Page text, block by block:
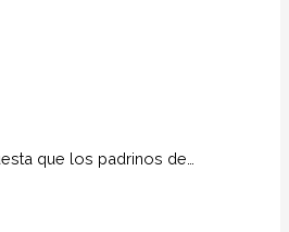
que los padrinos de…